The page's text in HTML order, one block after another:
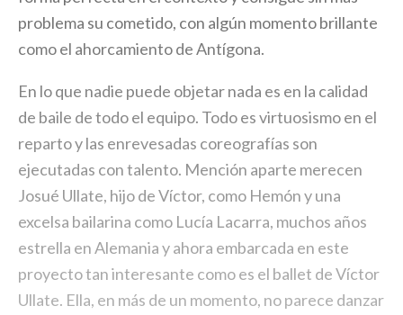
problema su cometido, con algún momento brillante
como el ahorcamiento de Antígona.
En lo que nadie puede objetar nada es en la calidad
de baile de todo el equipo. Todo es virtuosismo en el
reparto y las enrevesadas coreografías son
ejecutadas con talento. Mención aparte merecen
Josué Ullate, hijo de Víctor, como Hemón y una
excelsa bailarina como Lucía Lacarra, muchos años
estrella en Alemania y ahora embarcada en este
proyecto tan interesante como es el ballet de Víctor
Ullate. Ella, en más de un momento, no parece danzar